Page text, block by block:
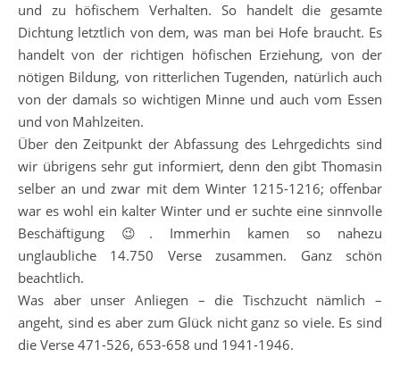
und zu höfischem Verhalten. So handelt die gesamte
Dichtung letztlich von dem, was man bei Hofe braucht. Es
handelt von der richtigen höfischen Erziehung, von der
nötigen Bildung, von ritterlichen Tugenden, natürlich auch
von der damals so wichtigen Minne und auch vom Essen
und von Mahlzeiten.
Über den Zeitpunkt der Abfassung des Lehrgedichts sind
wir übrigens sehr gut informiert, denn den gibt Thomasin
selber an und zwar mit dem Winter 1215-1216; offenbar
war es wohl ein kalter Winter und er suchte eine sinnvolle
Beschäftigung 😉. Immerhin kamen so nahezu
unglaubliche 14.750 Verse zusammen. Ganz schön
beachtlich.
Was aber unser Anliegen – die Tischzucht nämlich –
angeht, sind es aber zum Glück nicht ganz so viele. Es sind
die Verse 471-526, 653-658 und 1941-1946.